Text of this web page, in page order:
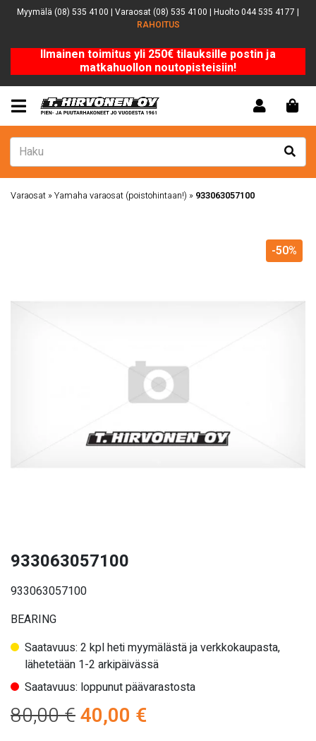
Myymälä (08) 535 4100 | Varaosat (08) 535 4100 | Huolto 044 535 4177 |
RAHOITUS
Ilmainen toimitus yli 250€ tilauksille postin ja
matkahuollon noutopisteisiin!
Varaosat »Yamaha varaosat (poistohintaan!) » 933063057100
-50%
933063057100
933063057100
BEARING
Saatavuus: 2 kpl heti myymälästä ja verkkokaupasta,
lähetetään 1-2 arkipäivässä
Saatavuus: loppunut päävarastosta
80,00€Alkuperäinen
40,00 €